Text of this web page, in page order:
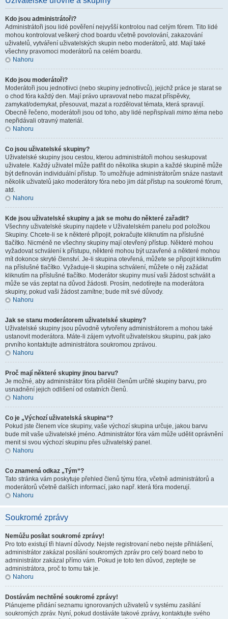
Kdo jsou administrátoři?
Administrátoři jsou lidé pověření nejvyšší kontrolou nad celým fórem. Tito lidé
mohou kontrolovat veškerý chod boardu včetně povolování, zakazování
uživatelů, vytváření uživatelských skupin nebo moderátorů, atd. Mají také
všechny pravomoci moderátorů na celém boardu.
Nahoru
Kdo jsou moderátoři?
Moderátoři jsou jednotlivci (nebo skupiny jednotlivců), jejichž práce je starat se
o chod fóra každý den. Mají právo upravovat nebo mazat příspěvky,
zamykat/odemykat, přesouvat, mazat a rozdělovat témata, která spravují.
Obecně řečeno, moderátoři jsou od toho, aby lidé nepřispívali mimo téma nebo
nepřidávali otravný materiál.
Nahoru
Co jsou uživatelské skupiny?
Uživatelské skupiny jsou cestou, kterou administrátoři mohou seskupovat
uživatele. Každý uživatel může patřit do několika skupin a každé skupině může
být definován individuální přístup. To umožňuje administrátorům snáze nastavit
několik uživatelů jako moderátory fóra nebo jim dát přístup na soukromé fórum,
atd.
Nahoru
Kde jsou uživatelské skupiny a jak se mohu do některé zařadit?
Všechny uživatelské skupiny najdete v Uživatelském panelu pod položkou
Skupiny. Chcete-li se k některé připojit, pokračujte kliknutím na příslušné
tlačítko. Nicméně ne všechny skupiny mají otevřený přístup. Některé mohou
vyžadovat schválení k přístupu, některé mohou být uzavřené a některé mohou
mít dokonce skryté členství. Je-li skupina otevřená, můžete se připojit kliknutím
na příslušné tlačítko. Vyžaduje-li skupina schválení, můžete o něj zažádat
kliknutím na příslušné tlačítko. Moderátor skupiny musí vaši žádost schválit a
může se vás zeptat na důvod žádosti. Prosím, nedotírejte na moderátora
skupiny, pokud vaši žádost zamítne; bude mít své důvody.
Nahoru
Jak se stanu moderátorem uživatelské skupiny?
Uživatelské skupiny jsou původně vytvořeny administrátorem a mohou také
ustanovit moderátora. Máte-li zájem vytvořit uživatelskou skupinu, pak jako
prvního kontaktujte administrátora soukromou zprávou.
Nahoru
Proč mají některé skupiny jinou barvu?
Je možné, aby administrátor fóra přidělil členům určité skupiny barvu, pro
usnadnění jejich odlišení od ostatních členů.
Nahoru
Co je „Výchozí uživatelská skupina“?
Pokud jste členem více skupiny, vaše výchozí skupina určuje, jakou barvu
bude mít vaše uživatelské jméno. Administrátor fóra vám může udělit oprávnění
menit si svou výchozí skupinu přes uživatelský panel.
Nahoru
Co znamená odkaz „Tým“?
Tato stránka vám poskytuje přehled členů týmu fóra, včetně administrátorů a
moderátorů včetně dalších informací, jako např. která fóra moderují.
Nahoru
Soukromé zprávy
Nemůžu posílat soukromé zprávy!
Pro toto existují tři hlavní důvody. Nejste registrovaní nebo nejste přihlášení,
administrátor zakázal posílání soukromých zpráv pro celý board nebo to
administrátor zakázal přímo vám. Pokud je toto ten důvod, zeptejte se
administrátora, proč to tomu tak je.
Nahoru
Dostávám nechtěné soukromé zprávy!
Plánujeme přidání seznamu ignorovaných uživatelů v systému zasílání
soukromých zpráv. Nyní, pokud dostáváte takové zprávy, kontaktujte svého